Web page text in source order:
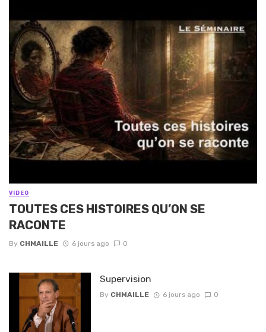
VIDEO
TOUTES CES HISTOIRES QU’ON SE
RACONTE
By CHMAILLE 6 jours ago 0
Supervision
By CHMAILLE 6 jours ago 0